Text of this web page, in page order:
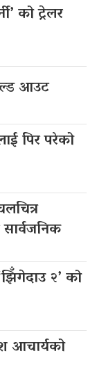
को ट्रेलर
आउट
पिर परेको
२’ को
आचार्यको